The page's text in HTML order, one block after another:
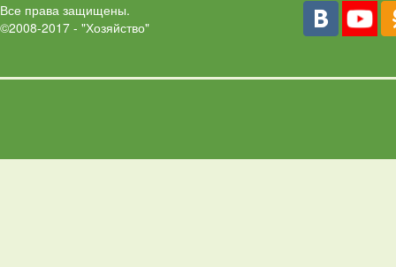
Все права защищены.
©2008-2017 - "Хозяйство"